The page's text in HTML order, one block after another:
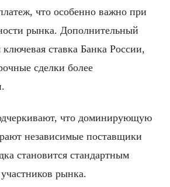
что особенно важно при
рынка. Дополнительный
ставка Банка России,
сделки более
что доминирующую
независимые поставщики
становится стандартным
рынка.